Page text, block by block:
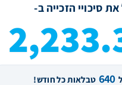
סיכויי הזכייה ב-
640 טבלאות כל חודש!